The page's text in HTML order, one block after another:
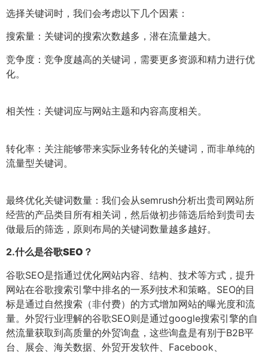
选择关键词时，我们会考虑以下几个因素：
搜索量：关键词的搜索次数越多，潜在流量越大。
竞争度：竞争度越高的关键词，需要更多资源和精力进行优
化。
相关性：关键词应与网站主题和内容高度相关。
转化率：关注能够带来实际业务转化的关键词，而非单纯的
流量型关键词。
最终优化关键词数量：我们会从semrush分析出贵司网站所
经营的产品类目所有相关词，然后做初步筛选后给到贵司去
做最后的筛选，原则布局的关键词数量越多越好。
2.什么是谷歌SEO？
谷歌SEO是指通过优化网站内容、结构、技术等方式，提升
网站在谷歌搜索引擎中排名的一系列技术和策略。SEO的目
标是通过自然搜索（非付费）的方式增加网站的曝光度和流
量。外贸行业理解的谷歌SEO则是通过google搜索引擎的自
然流量获取到高质量的外贸询盘，这些询盘是有别于B2B平
台、展会、海关数据、外贸开发软件、Facebook、